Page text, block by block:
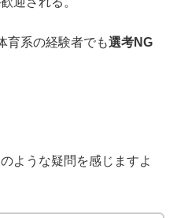
育系の経験者でも選考NG
ような疑問を感じますよ